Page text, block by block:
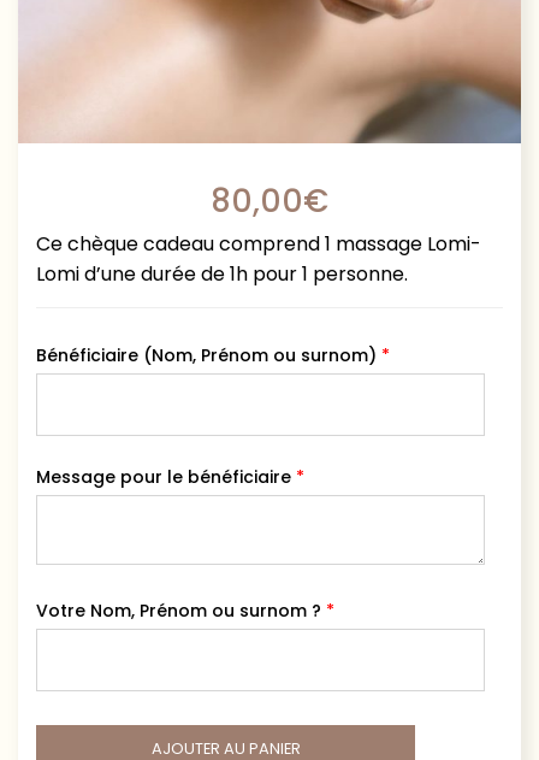
80,00€
Ce chèque cadeau comprend 1 massage Lomi-
Lomi d’une durée de 1h pour 1 personne.
Bénéficiaire (Nom, Prénom ou surnom) *
Message pour le bénéficiaire *
Votre Nom, Prénom ou surnom ? *
AJOUTER AU PANIER